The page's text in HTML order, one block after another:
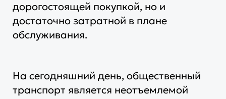
дорогостоящей покупкой, но и
достаточно затратной в плане
обслуживания.
На сегодняшний день, общественный
транспорт является неотъемлемой